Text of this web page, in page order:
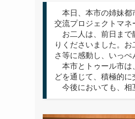
本日、本市の姉妹都
交流プロジェクトマ
お二人は、前日まで
りくださいました。
さ等に感動し、いっぺ
本市とトゥール市は
どを通じて、積極的に
今後においても、相